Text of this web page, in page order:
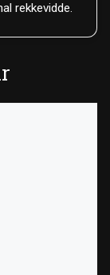
rekkevidde.